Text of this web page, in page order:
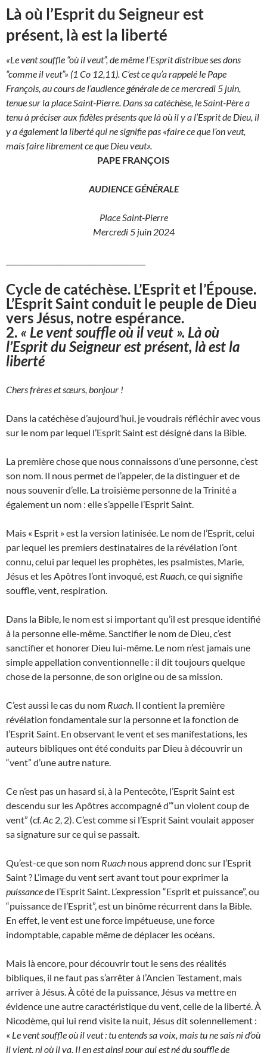
Là où l’Esprit du Seigneur est
présent, là est la liberté
«Le vent souffle “où il veut”, de même l’Esprit distribue ses dons
“comme il veut”» (1 Co 12,11). C’est ce qu’a rappelé le Pape
François, au cours de l’audience générale de ce mercredi 5 juin,
tenue sur la place Saint-Pierre. Dans sa catéchèse, le Saint-Père a
tenu à préciser aux fidèles présents que là où il y a l’Esprit de Dieu, il
y a également la liberté qui ne signifie pas «faire ce que l’on veut,
mais faire librement ce que Dieu veut».
PAPE FRANÇOIS
AUDIENCE GÉNÉRALE
Place Saint-Pierre
Mercredi 5 juin 2024
Cycle de catéchèse. L’Esprit et l’Épouse.
L’Esprit Saint conduit le peuple de Dieu
vers Jésus, notre espérance.
2. « Le vent souffle où il veut ». Là où
l’Esprit du Seigneur est présent, là est la
liberté
Chers frères et sœurs, bonjour !
Dans la catéchèse d’aujourd’hui, je voudrais réfléchir avec vous
sur le nom par lequel l’Esprit Saint est désigné dans la Bible.
La première chose que nous connaissons d’une personne, c’est
son nom. Il nous permet de l’appeler, de la distinguer et de
nous souvenir d’elle. La troisième personne de la Trinité a
également un nom : elle s’appelle l’Esprit Saint.
Mais « Esprit » est la version latinisée. Le nom de l’Esprit, celui
par lequel les premiers destinataires de la révélation l’ont
connu, celui par lequel les prophètes, les psalmistes, Marie,
Jésus et les Apôtres l’ont invoqué, est Ruach, ce qui signifie
souffle, vent, respiration.
Dans la Bible, le nom est si important qu’il est presque identifié
à la personne elle-même. Sanctifier le nom de Dieu, c’est
sanctifier et honorer Dieu lui-même. Le nom n’est jamais une
simple appellation conventionnelle : il dit toujours quelque
chose de la personne, de son origine ou de sa mission.
C’est aussi le cas du nom Ruach. Il contient la première
révélation fondamentale sur la personne et la fonction de
l’Esprit Saint. En observant le vent et ses manifestations, les
auteurs bibliques ont été conduits par Dieu à découvrir un
“vent” d’une autre nature.
Ce n’est pas un hasard si, à la Pentecôte, l’Esprit Saint est
descendu sur les Apôtres accompagné d’“un violent coup de
vent” (cf.Ac 2, 2). C’est comme si l’Esprit Saint voulait apposer
sa signature sur ce qui se passait.
Qu’est-ce que son nom Ruach nous apprend donc sur l’Esprit
Saint ? L’image du vent sert avant tout pour exprimer la
puissancede l’Esprit Saint. L’expression “Esprit et puissance”, ou
“puissance de l’Esprit”, est un binôme récurrent dans la Bible.
En effet, le vent est une force impétueuse, une force
indomptable, capable même de déplacer les océans.
Mais là encore, pour découvrir tout le sens des réalités
bibliques, il ne faut pas s’arrêter à l’Ancien Testament, mais
arriver à Jésus. À côté de la puissance, Jésus va mettre en
évidence une autre caractéristique du vent, celle de la liberté. À
Nicodème, qui lui rend visite la nuit, Jésus dit solennellement :
« Le vent souffle où il veut : tu entends sa voix, mais tu ne sais ni d’où
il vient, ni où il va. Il en est ainsi pour qui est né du souffle de